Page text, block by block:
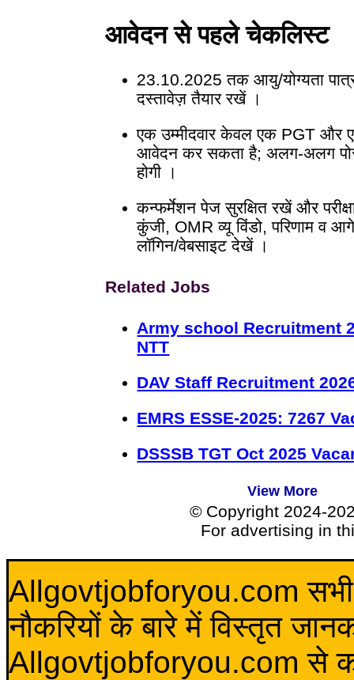
आवेदन से पहले चेकलिस्ट
23.10.2025 तक आयु/योग्यता
दस्तावेज़ तैयार रखें ।
एक उम्मीदवार केवल एक PGT और
आवेदन कर सकता है; अलग-अलग
होगी ।
कन्फर्मेशन पेज सुरक्षित रखें और
कुंजी, OMR व्यू विंडो, परिणाम व
लॉगिन/वेबसाइट देखें ।
Related Jobs
Army school Recruitment
NTT
DAV Staff Recruitment
EMRS ESSE-2025: 7267
DSSSB TGT Oct 2025
View More
© Copyright 2024-
For advertising in
Allgovtjobforyou.com सभी
नौकरियों के बारे में विस्तृत
Allgovtjobforyou.com से कोई